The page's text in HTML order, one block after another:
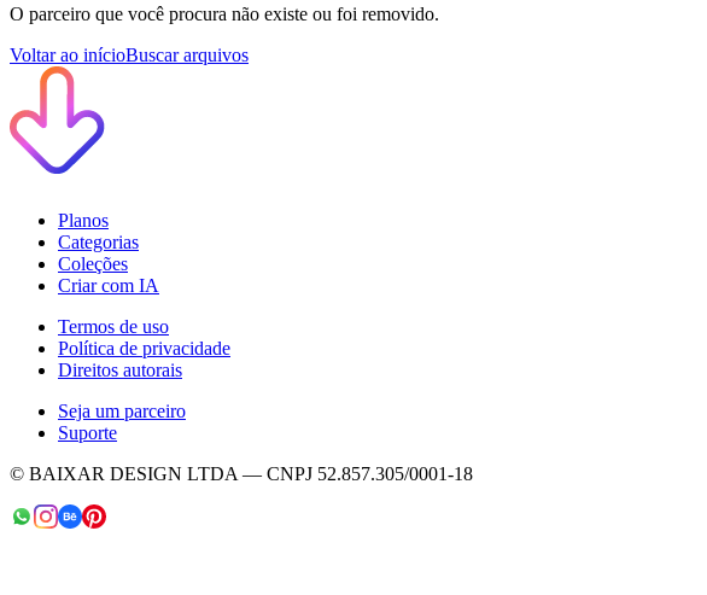
O parceiro que você procura não existe ou foi removido.
Voltar ao inícioBuscar arquivos
Planos
Categorias
Coleções
Criar com IA
Termos de uso
Política de privacidade
Direitos autorais
Seja um parceiro
Suporte
© BAIXAR DESIGN LTDA — CNPJ 52.857.305/0001-18